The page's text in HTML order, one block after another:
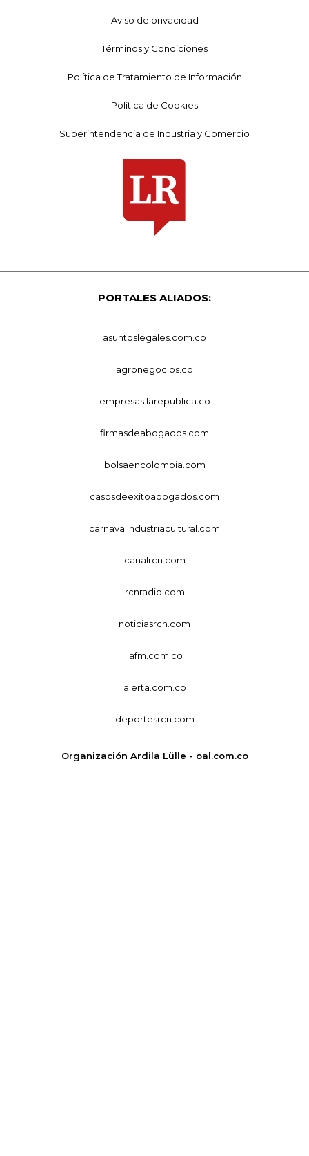
Aviso de privacidad
Términos y Condiciones
Política de Tratamiento de Información
Política de Cookies
Superintendencia de Industria y Comercio
PORTALES ALIADOS:
asuntoslegales.com.co
agronegocios.co
empresas.larepublica.co
firmasdeabogados.com
bolsaencolombia.com
casosdeexitoabogados.com
carnavalindustriacultural.com
canalrcn.com
rcnradio.com
noticiasrcn.com
lafm.com.co
alerta.com.co
deportesrcn.com
Organización Ardila Lülle - oal.com.co